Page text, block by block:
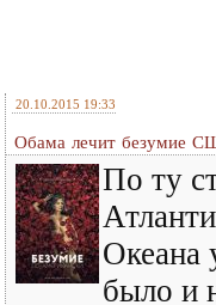
20.10.2015 19:33
Обама лечит безумие
По ту
Океана
было и